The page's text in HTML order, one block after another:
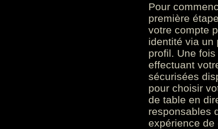
Pour
première
votre compte
identité via un
profil. Une
effectuant
sécurisées
pour choisir
de table en
responsables
expérience